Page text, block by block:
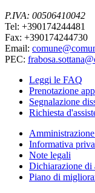
P.IVA: 00506410042
Tel: +390174244481
Fax: +390174244730
Email:
PEC:
Leggi le FAQ
Prenotazione
Segnalazione
Richiesta
Informativa
Note legali
Dichiarazione di
Piano di